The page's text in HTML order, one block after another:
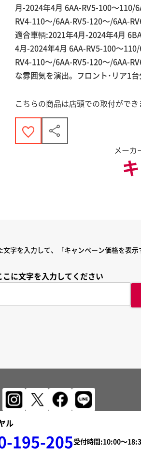
月-2024年4月 6AA-RV5-100～110/
RV4-110～/6AA-RV5-120～/6AA-
適合車輌:2021年4月-2024年4月
4月-2024年4月 6AA-RV5-100～
RV4-110～/6AA-RV5-120～/6AA-
な雰囲気を演出。フロント･リア1台
こちらの商品は店頭での取付ができ
メーカ
字を入力して、「キャンペーン価格を表示
こに文字を入力してください
ル
195-205受付時間: